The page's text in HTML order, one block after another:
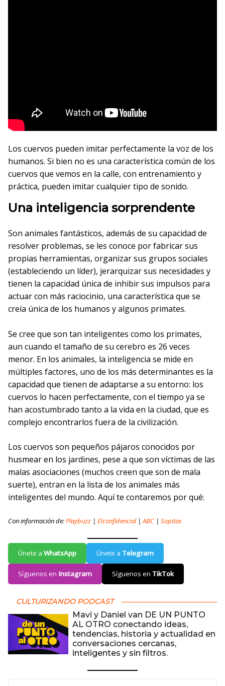
Los cuervos pueden imitar perfectamente la voz de los
humanos. Si bien no es una característica común de los
cuervos que vemos en la calle, con entrenamiento y
práctica, pueden imitar cualquier tipo de sonido.
Una inteligencia sorprendente
Son animales fantásticos, además de su capacidad de
resolver problemas, se les conoce por fabricar sus
propias herramientas, organizar sus grupos sociales
(estableciendo un líder), jerarquizar sus necesidades y
tienen la capacidad única de inhibir sus impulsos para
actuar con más raciocinio, una característica que se
creía única de los humanos y algunos primates.
Se cree que son tan inteligentes como los primates,
aun cuando el tamaño de su cerebro es 26 veces
menor. En los animales, la inteligencia se mide en
múltiples factores, uno de los más determinantes es la
capacidad que tienen de adaptarse a su entorno: los
cuervos lo hacen perfectamente, con el tiempo ya se
han acostumbrado tanto a la vida en la ciudad, que es
complejo encontrarlos fuera de la civilización.
Los cuervos son pequeños pájaros conocidos por
husmear en los jardines, pese a que son víctimas de las
malas asociaciones (muchos creen que son de mala
suerte), entran en la lista de los animales más
inteligentes del mundo. Aquí te contaremos por qué:
Con información de:Playbuzz | Elconfidencial|ABC | Sopitas
Únete a WhatsApp Únete a Telegram
Síguenos en Instagram Síguenos en TikTok
CULTURIZANDO PODCAST
Mavi y Daniel van DE UN PUNTO
AL OTRO conectando ideas,
tendencias, historia y actualidad en
conversaciones cercanas,
inteligentes y sin filtros.